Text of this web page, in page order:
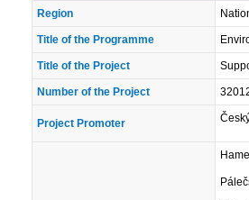
Region
Title of the Programme
Title of the Project
Number of the Project
Project Promoter